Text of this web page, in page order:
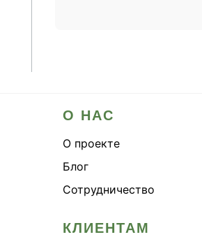
О НАС
О проекте
Блог
Сотрудничество
КЛИЕНТАМ